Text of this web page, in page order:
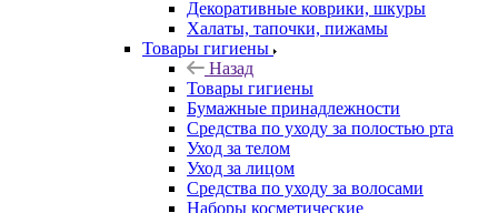
Декоративные коврики, шкуры
Халаты, тапочки, пижамы
Товары гигиены
Назад
Товары гигиены
Бумажные принадлежности
Средства по уходу за полостью рта
Уход за телом
Уход за лицом
Средства по уходу за волосами
Наборы косметические